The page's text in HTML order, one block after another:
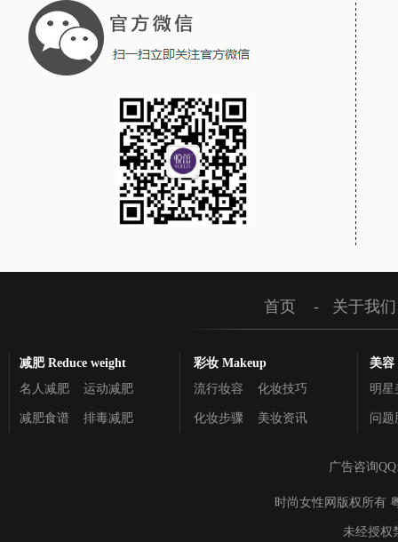
首页 - 关于我们
减肥 Reduce weight
名人减肥
运动减肥
减肥食谱 排毒减肥
彩妆 Makeup
流行妆容
化妆技巧
化妆步骤 美妆资讯
美容
明星
问题
广告咨询
时尚女性网版权所有
未经授权